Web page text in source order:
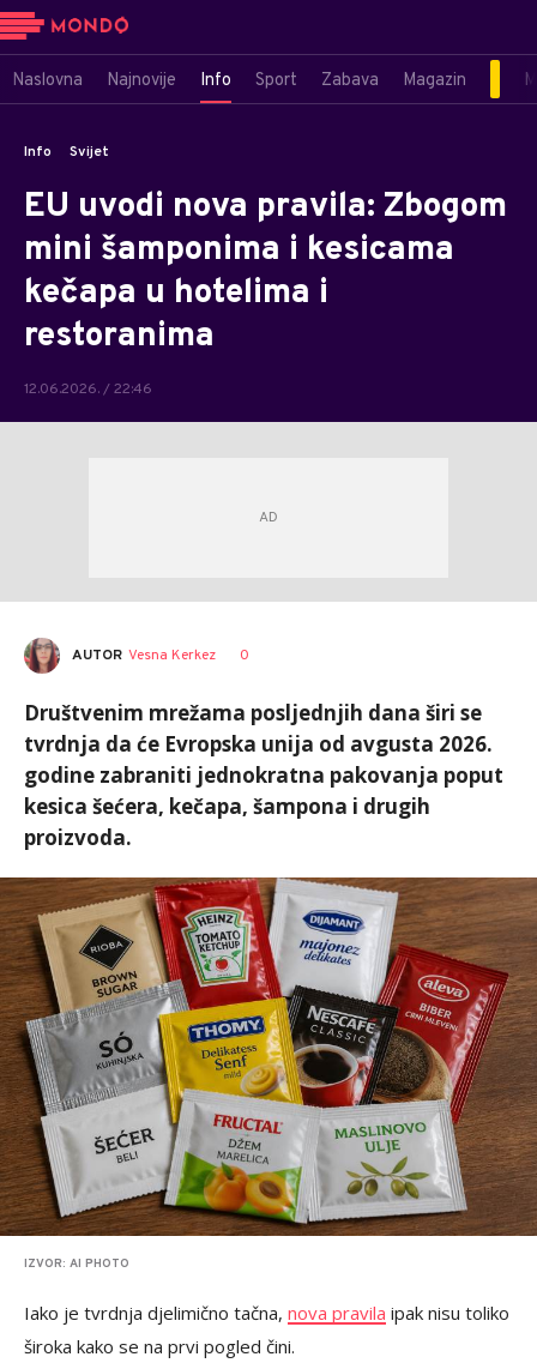
Naslovna Najnovije Info Sport Zabava Magazin
Info Svijet
EU uvodi nova pravila: Zbogom
mini šamponima i kesicama
kečapa u hotelima i
restoranima
12.06.2026. / 22:46
AUTOR Vesna Kerkez 0
Društvenim mrežama posljednjih dana širi se
tvrdnja da će Evropska unija od avgusta 2026.
godine zabraniti jednokratna pakovanja poput
kesica šećera, kečapa, šampona i drugih
proizvoda.
IZVOR: AI PHOTO
Iako je tvrdnja djelimično tačna, nova pravila ipak nisu toliko
široka kako se na prvi pogled čini.